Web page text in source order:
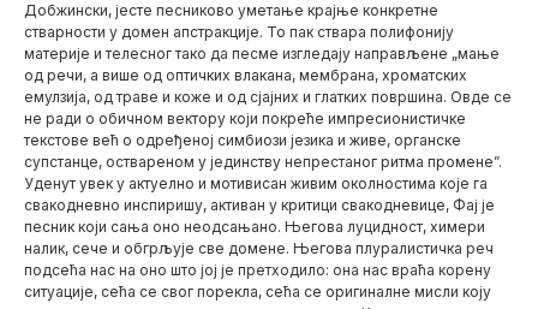
Добжински, јесте песниково уметање крајње конкретне
стварности у домен апстракције. То пак ствара полифонију
материје и телесног тако да песме изгледају направљене „мање
од речи, а више од оптичких влакана, мембрана, хроматских
емулзија, од траве и коже и од сјајних и глатких површина. Овде се
не ради о обичном вектору који покреће импресионистичке
текстове већ о одређеној симбиози језика и живе, органске
супстанце, оствареном у јединству непрестаног ритма промене”.
Уденут увек у актуелно и мотивисан живим околностима које га
свакодневно инспиришу, активан у критици свакодневице, Фај је
песник који сања оно неодсањано. Његова луцидност, химери
налик, сече и обгрљује све домене. Његова плуралистичка реч
подсећа нас на оно што јој је претходило: она нас враћа корену
ситуације, сећа се свог порекла, сећа се оригиналне мисли коју